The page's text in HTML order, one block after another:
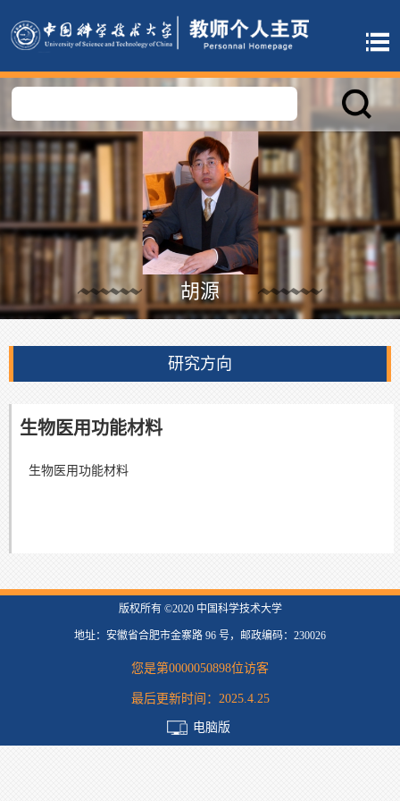
胡源
研究方向
生物医用功能材料
生物医用功能材料
版权所有 ©2020 中国科学技术大学
地址：安徽省合肥市金寨路 96 号，邮政编码：230026
您是第0000050898位访客
最后更新时间： 2025.4.25
电脑版